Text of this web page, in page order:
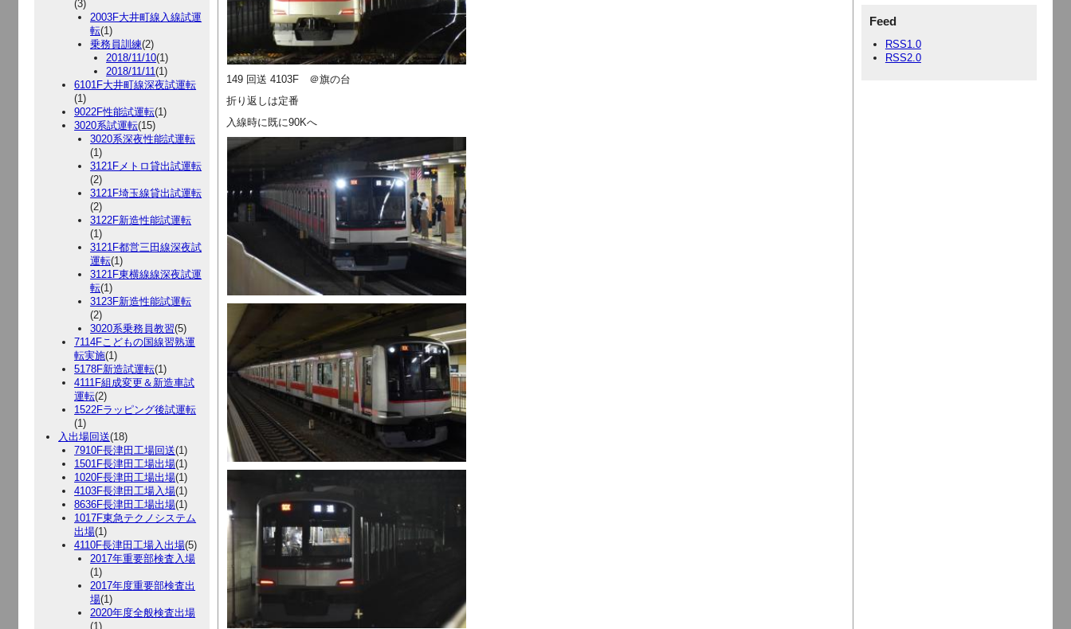
(3)
2003F大井町線入線試運
転(1)
乗務員訓練(2)
2018/11/10(1)
2018/11/11(1)
6101F大井町線深夜試運転
(1)
9022F性能試運転(1)
3020系試運転(15)
3020系深夜性能試運転
(1)
3121Fメトロ貸出試運転
(2)
3121F埼玉線貸出試運転
(2)
3122F新造性能試運転
(1)
3121F都営三田線深夜試
運転(1)
3121F東横線線深夜試運
転(1)
3123F新造性能試運転
(2)
3020系乗務員教習(5)
7114Fこどもの国線習熟運
転実施(1)
5178F新造試運転(1)
4111F組成変更＆新造車試
運転(2)
1522Fラッピング後試運転
(1)
入出場回送(18)
7910F長津田工場回送(1)
1501F長津田工場出場(1)
1020F長津田工場出場(1)
4103F長津田工場入場(1)
8636F長津田工場出場(1)
1017F東急テクノシステム
出場(1)
4110F長津田工場入出場(5)
2017年重要部検査入場
(1)
2017年度重要部検査出
場(1)
2020年度全般検査出場
(1)
Feed
RSS1.0
RSS2.0
149 回送 4103F ＠旗の台
折り返しは定番
入線時に既に90Kへ